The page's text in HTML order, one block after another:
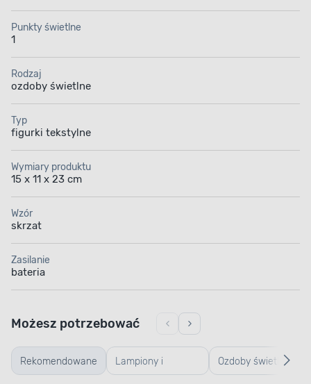
Punkty świetlne
1
Rodzaj
ozdoby świetlne
Typ
figurki tekstylne
Wymiary produktu
15 x 11 x 23 cm
Wzór
skrzat
Zasilanie
bateria
Rekomendowane Lampiony i Ozdoby świetlne
Możesz potrzebować